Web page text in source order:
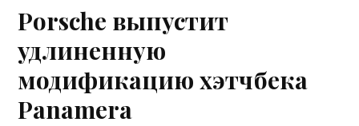
Porsche выпустит
удлиненную
модификацию хэтчбека
Panamera